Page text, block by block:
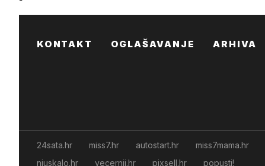
KONTAKT OGLAŠAVANJE ARHIVA
24sata.hr miss7.hr autostart.hr miss7mama.hr
njuskalo.hr
vecernji.hr pixsell.hr popusti!